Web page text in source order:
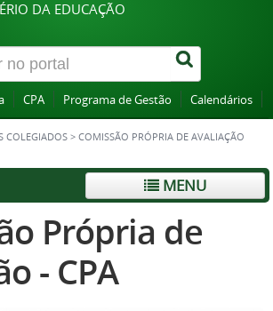
DA EDUCAÇÃO
CPA Programa de Gestão Calendários
COLEGIADOS > COMISSÃO PRÓPRIA DE AVALIAÇÃO
MENU
Própria de
- CPA